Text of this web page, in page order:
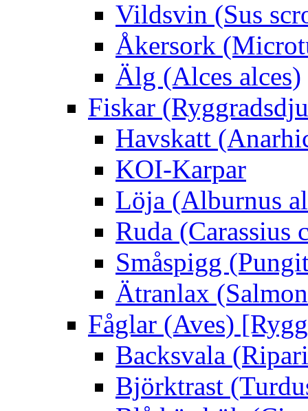
Vildsvin (Sus
Åkersork
Älg (Alces alces)
Fiskar
Havskatt
KOI-Karpar
Löja (Alburnus
Ruda (Carassius
Småspigg
Ätranlax
Fåglar (Aves)
Backsvala
Björktrast